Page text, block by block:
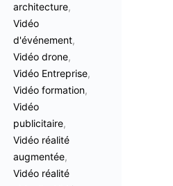
architecture,
Vidéo
d'événement,
Vidéo drone,
Vidéo Entreprise,
Vidéo formation,
Vidéo
publicitaire,
Vidéo réalité
augmentée,
Vidéo réalité